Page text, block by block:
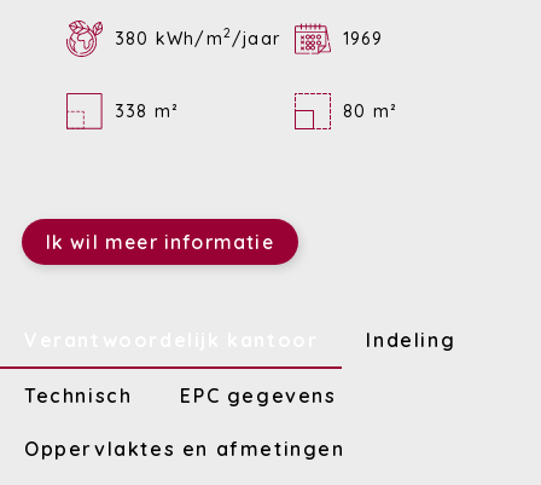
380 kWh/m2 /jaar 1969
338 m² 80 m²
Ik wil meer informatie
Indeling
Technisch EPC gegevens
Oppervlaktes en afmetingen